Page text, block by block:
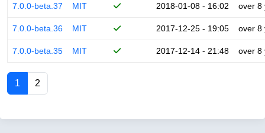
7.0.0-beta.37 MIT 2018-01-08 - 16:02 over 8
7.0.0-beta.36 MIT 2017-12-25 - 19:05 over 8
7.0.0-beta.35 MIT 2017-12-14 - 21:48 over 8
1 2